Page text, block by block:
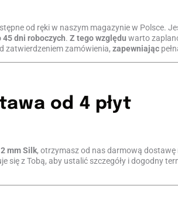
od ręki w naszym magazynie w Polsce.
45 dni roboczych. Z tego względu warto
zatwierdzeniem zamówienia, zapewniając
od 4 płyt
mm Silk, otrzymasz od nas darmową dostawę
się z Tobą, aby ustalić szczegóły i dogodny